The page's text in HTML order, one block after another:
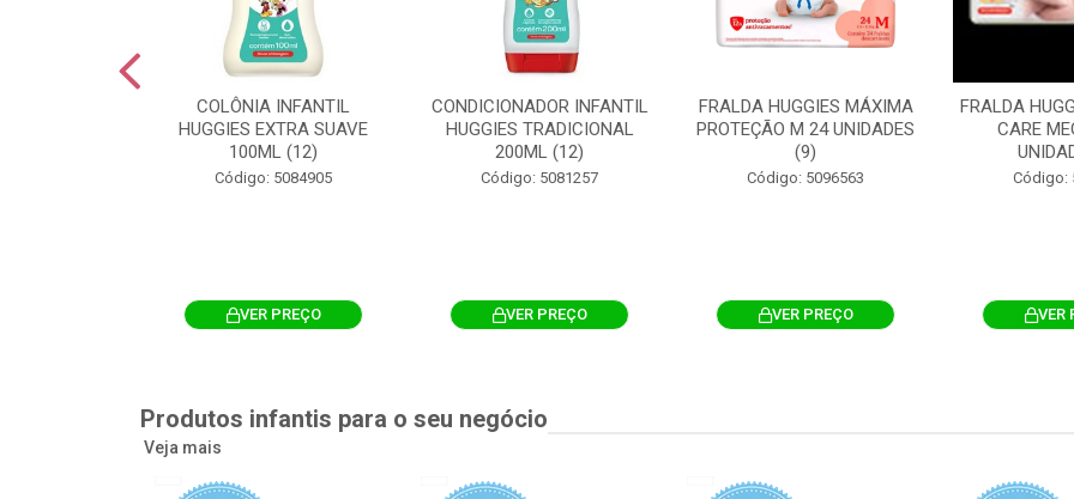
COLÔNIA INFANTIL
HUGGIES EXTRA SUAVE
100ML (12)
Código: 5084905
VER PREÇO
CONDICIONADOR INFANTIL
HUGGIES TRADICIONAL
200ML (12)
Código: 5081257
VER PREÇO
FRALDA HUGGIES MÁXIMA
PROTEÇÃO M 24 UNIDADES
(9)
Código: 5096563
VER PREÇO
FRALDA
CARE
Código:
VER
Produtos infantis para o seu negócio
Veja mais